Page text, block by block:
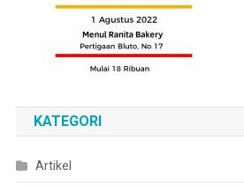
KATEGORI
Artikel